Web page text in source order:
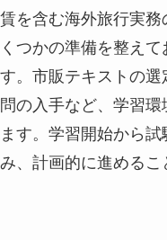
を含む海外旅行実
つかの準備を整え
。市販テキストの
の入手など、学習環
す。学習開始から試
、計画的に進めるこ